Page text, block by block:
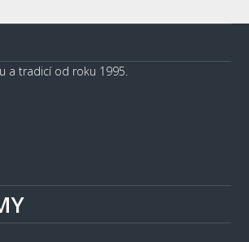
a tradicí od roku 1995.